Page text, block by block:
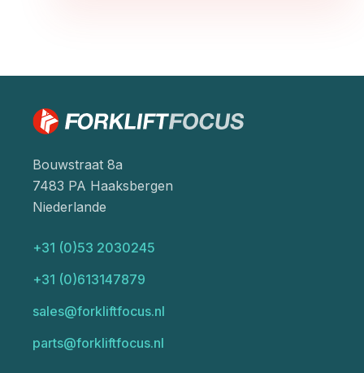
Bouwstraat 8a
7483 PA Haaksbergen
Niederlande
+31 (0)53 2030245
+31 (0)613147879
sales@forkliftfocus.nl
parts@forkliftfocus.nl